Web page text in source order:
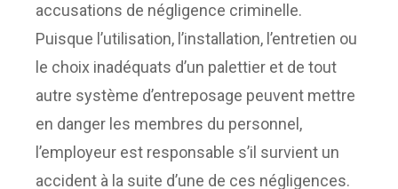
accusations de négligence criminelle.
Puisque l’utilisation, l’installation, l’entretien ou
le choix inadéquats d’un palettier et de tout
autre système d’entreposage peuvent mettre
en danger les membres du personnel,
l’employeur est responsable s’il survient un
accident à la suite d’une de ces négligences.